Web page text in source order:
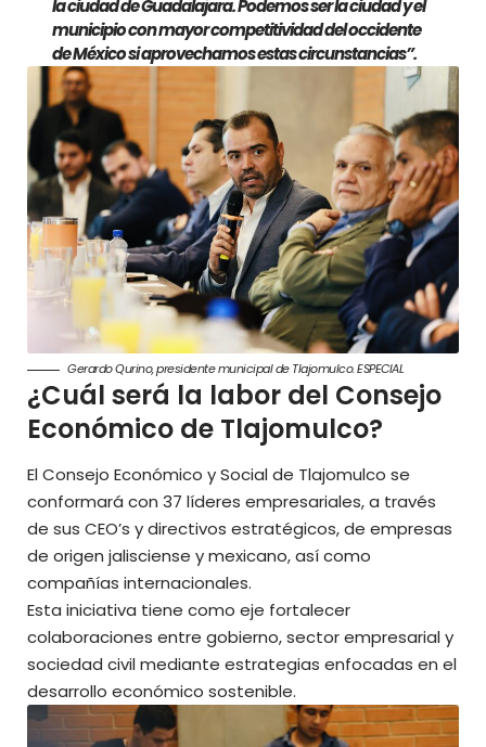
la ciudad de Guadalajara. Podemos ser la ciudad y el
municipio con mayor competitividad del occidente
de México si aprovechamos estas circunstancias”.
Gerardo Qurino, presidente municipal de Tlajomulco. ESPECIAL
¿Cuál será la labor del Consejo
Económico de Tlajomulco?
El Consejo Económico y Social de Tlajomulco se
conformará con 37 líderes empresariales, a través
de sus CEO’s y directivos estratégicos, de empresas
de origen jalisciense y mexicano, así como
compañías internacionales.
Esta iniciativa tiene como eje fortalecer
colaboraciones entre gobierno, sector empresarial y
sociedad civil mediante estrategias enfocadas en el
desarrollo económico sostenible.